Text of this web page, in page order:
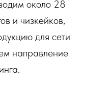
около 28
и чизкейков,
для сети
направление